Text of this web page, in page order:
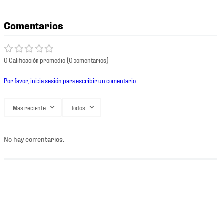
Comentarios
0 Calificación promedio(0 comentarios)
Por favor, inicia sesión para escribir un comentario.
Más reciente Todos
No hay comentarios.